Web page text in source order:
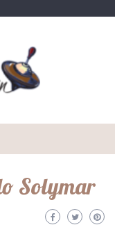
Solymar